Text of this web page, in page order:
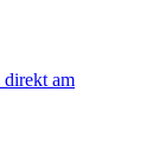
direkt am